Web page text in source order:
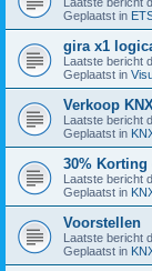
Geplaatst in
gira x1
Laatste bericht
Geplaatst in
Verkoop
Laatste bericht
Geplaatst in
30% Korting
Laatste bericht
Geplaatst in
Voorstellen
Laatste bericht
Geplaatst in